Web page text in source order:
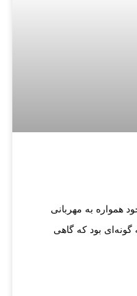
همواره به مهربانی
بود که گاهی